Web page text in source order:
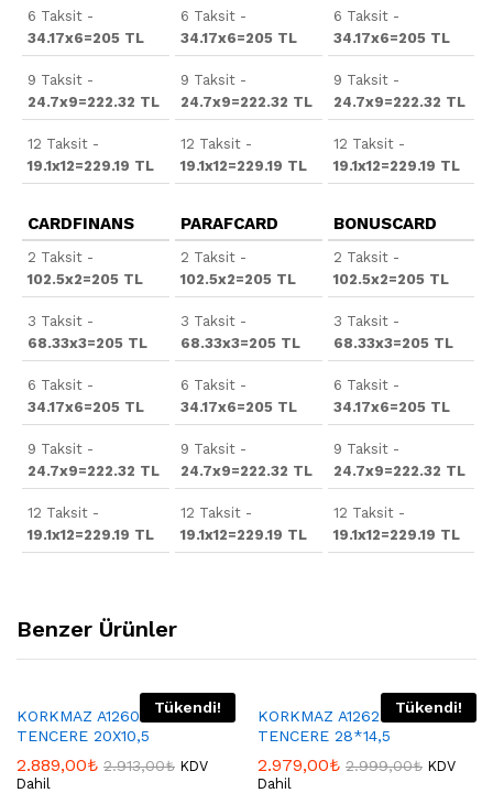
6 Taksit -
34.17x6=205 TL
9 Taksit -
24.7x9=222.32 TL
12 Taksit -
19.1x12=229.19 TL
6 Taksit -
34.17x6=205 TL
9 Taksit -
24.7x9=222.32 TL
12 Taksit -
19.1x12=229.19 TL
6 Taksit -
34.17x6=205 TL
9 Taksit -
24.7x9=222.32 TL
12 Taksit -
19.1x12=229.19 TL
CARDFINANS
2 Taksit -
102.5x2=205 TL
3 Taksit -
68.33x3=205 TL
6 Taksit -
34.17x6=205 TL
9 Taksit -
24.7x9=222.32 TL
12 Taksit -
19.1x12=229.19 TL
PARAFCARD
2 Taksit -
102.5x2=205 TL
3 Taksit -
68.33x3=205 TL
6 Taksit -
34.17x6=205 TL
9 Taksit -
24.7x9=222.32 TL
12 Taksit -
19.1x12=229.19 TL
BONUSCARD
2 Taksit -
102.5x2=205 TL
3 Taksit -
68.33x3=205 TL
6 Taksit -
34.17x6=205 TL
9 Taksit -
24.7x9=222.32 TL
12 Taksit -
19.1x12=229.19 TL
Benzer Ürünler
Tükendi!
KORKMAZ A1260 GRANİTA
TENCERE 20X10,5
2.889,00₺ 2.913,00₺ KDV
Dahil
Tükendi!
KORKMAZ A1262 GRANİTA
TENCERE 28*14,5
2.979,00₺ 2.999,00₺ KDV
Dahil